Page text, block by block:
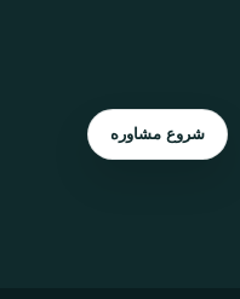
شروع مشاوره